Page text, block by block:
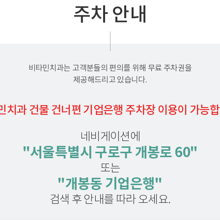
주차 안내
비타민치과는 고객분들의 편의를 위해 무료 주차권을
제공해드리고 있습니다.
치과 건물 건너편 기업은행 주차장 이용이 가능
네비게이션에
"서울특별시 구로구 개봉로 60"
또는
"개봉동 기업은행"
검색 후 안내를 따라 오세요.